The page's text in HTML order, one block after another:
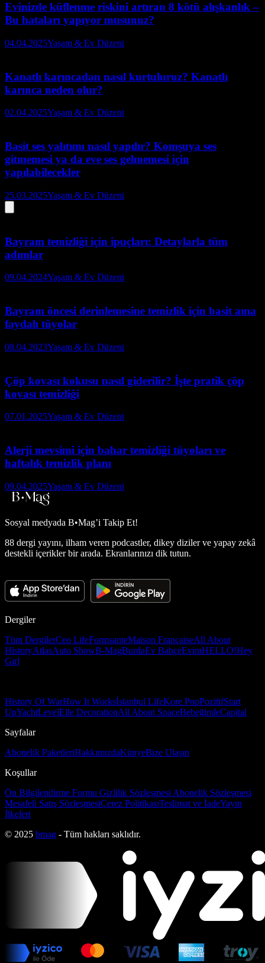
Evinizde küflenme riskini artıran 8 kötü alışkanlık –
Bu hataları yapıyor musunuz?
04.04.2025Yaşam & Ev Düzeni
Kanatlı karıncadan nasıl kurtuluruz? Kanatlı
karınca neden olur?
02.04.2025Yaşam & Ev Düzeni
Basit ses yalıtımı nasıl yapılır? Komşuya ses
gitmemesi ya da eve ses gelmemesi için
yapılabilecekler
25.03.2025Yaşam & Ev Düzeni
Bayram temizliği için ipuçları: Detaylarla tüm
adımlar
09.04.2024Yaşam & Ev Düzeni
Bayram öncesi derinlemesine temizlik için basit ama
faydalı tüyolar
08.04.2023Yaşam & Ev Düzeni
Çöp kovası kokusu nasıl giderilir? İşte pratik çöp
kovası temizliği
07.01.2025Yaşam & Ev Düzeni
Alerji mevsimi için bahar temizliği tüyoları ve
haftalık temizlik planı
09.04.2025Yaşam & Ev Düzeni
Sosyal medyada B•Mag’i Takip Et!
88 dergi yayını, ilham veren podcastler, dikey diziler ve yapay zekâ
destekli içerikler bir arada. Ekranlarınızı dik tutun.
Dergiler
Tüm DergilerCeo LifeFormsanteMaison FrançaiseAll About
HistoryAtlasAuto ShowB-MagBurdaEv BahçeEvimHELLO!Hey
Girl
History Of WarHow It Worksİstanbul LifeKore PopPozitifStart
UpYachtLevelElle DecorationAll About SpaceBebeğimleCapital
Sayfalar
Abonelik PaketleriHakkımızdaKünyeBize Ulaşın
Koşullar
Ön Bilgilendirme Formu Gizlilik Sözleşmesi Abonelik Sözleşmesi
Mesafeli Satış SözleşmesiÇerez PolitikasıTeslimat ve İadeYayın
İlkeleri
© 2025 bmag - Tüm hakları saklıdır.